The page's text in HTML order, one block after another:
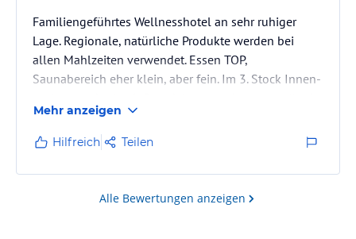
Familiengeführtes Wellnesshotel an sehr ruhiger
Lage. Regionale, natürliche Produkte werden bei
allen Mahlzeiten verwendet. Essen TOP,
Saunabereich eher klein, aber fein. Im 3. Stock Innen-
TOP Bergbistro
Mehr anzeigen
Hilfreich Teilen
Alle Bewertungen anzeigen